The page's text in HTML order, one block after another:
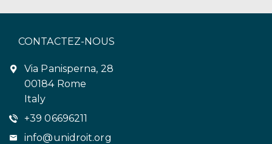
CONTACTEZ-NOUS
Via Panisperna, 28
00184 Rome
Italy
+39 06696211
info@unidroit.org